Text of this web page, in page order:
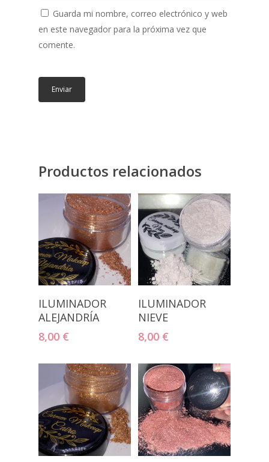
Guarda mi nombre, correo electrónico y web
en este navegador para la próxima vez que
comente.
Productos relacionados
Añadir Al
Carrito
ILUMINADOR
ALEJANDRÍA
8,00 €
Añadir Al
Carrito
ILUMINADOR
NIEVE
8,00 €